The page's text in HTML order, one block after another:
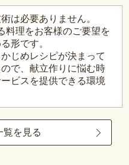
は必要ありません。
料理をお客様のご要望を
形です。
じめレシピが決まって
で、献立作りに悩む時
ビスを提供できる環境
覧を見る